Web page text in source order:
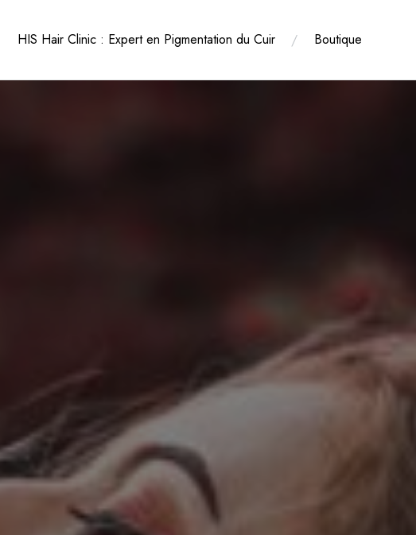
HIS Hair Clinic : Expert en Pigmentation du Cuir Boutique